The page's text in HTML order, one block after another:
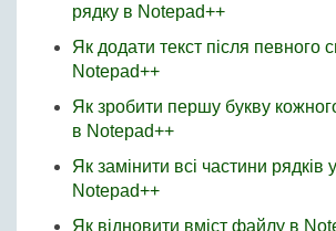
рядку в Notepad++
Як додати текст після певного
Notepad++
Як зробити першу букву
в Notepad++
Як замінити всі частини рядків
Notepad++
Як відновити вміст файлу в